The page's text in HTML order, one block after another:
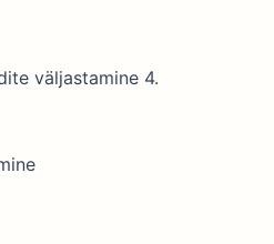
väljastamine 4.